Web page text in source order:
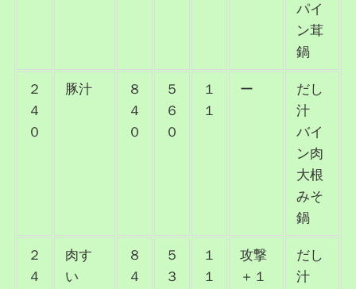
パイ
ン茸
鍋
２
４
０
豚汁
８
４
０
５
６
０
１
１
ー
だし
汁
バイ
ン肉
大根
みそ
鍋
２
４
肉す
い
８
４
５
３
１
１
攻撃
＋１
だし
汁